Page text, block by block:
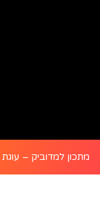
מתכון למדוביק –